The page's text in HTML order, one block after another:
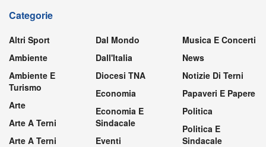
Categorie
Altri Sport
Ambiente
Ambiente E
Turismo
Arte
Arte A Terni
Arte A Terni
Dal Mondo
Dall'Italia
Diocesi TNA
Economia
Economia E
Sindacale
Eventi
Musica E Concerti
News
Notizie Di Terni
Papaveri E Papere
Politica
Politica E
Sindacale